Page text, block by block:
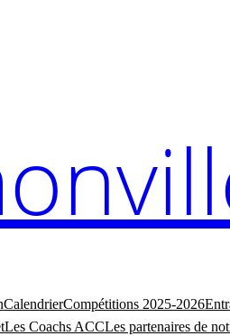
CalendrierCompétitions 2025-2026
Les Coachs ACCLes partenaires de